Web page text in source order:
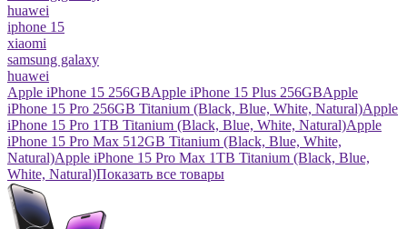
huawei
iphone 15
xiaomi
samsung galaxy
huawei
Apple iPhone 15 256GBApple iPhone 15 Plus 256GBApple
iPhone 15 Pro 256GB Titanium (Black, Blue, White, Natural)Apple
iPhone 15 Pro 1TB Titanium (Black, Blue, White, Natural)Apple
iPhone 15 Pro Max 512GB Titanium (Black, Blue, White,
Natural)Apple iPhone 15 Pro Max 1TB Titanium (Black, Blue,
White, Natural)Показать все товары